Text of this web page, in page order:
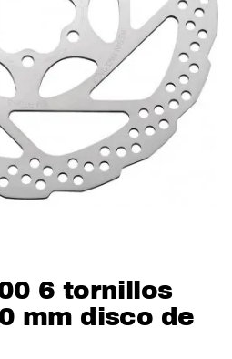
6 tornillos
mm disco de